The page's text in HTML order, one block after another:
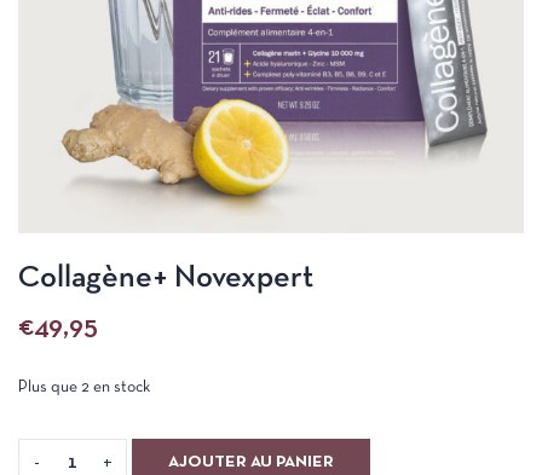
Collagène+ Novexpert
€49,95
Plus que 2 en stock
AJOUTER AU PANIER